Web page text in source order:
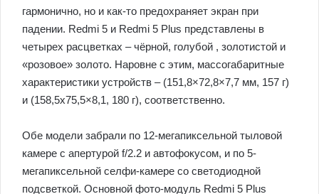
гармонично, но и как-то предохраняет экран при
падении. Redmi 5 и Redmi 5 Plus представлены в
четырех расцветках – чёрной, голубой , золотистой и
«розовое» золото. Наровне с этим, массогабаритные
характеристики устройств – (151,8×72,8×7,7 мм, 157 г)
и (158,5х75,5×8,1, 180 г), соответственно.
Обе модели забрали по 12-мегапиксельной тыловой
камере с апертурой f/2.2 и автофокусом, и по 5-
мегапиксельной селфи-камере со светодиодной
подсветкой. Основной фото-модуль Redmi 5 Plus